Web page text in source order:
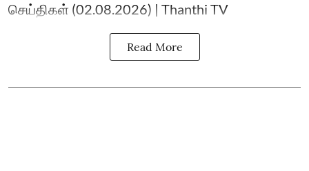
செய்திகள் (02.08.2026) | Thanthi TV
Read More